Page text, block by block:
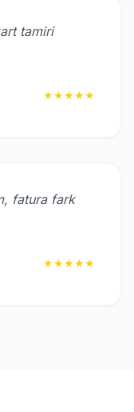
tamiri
★★★★★
fatura fark
★★★★★